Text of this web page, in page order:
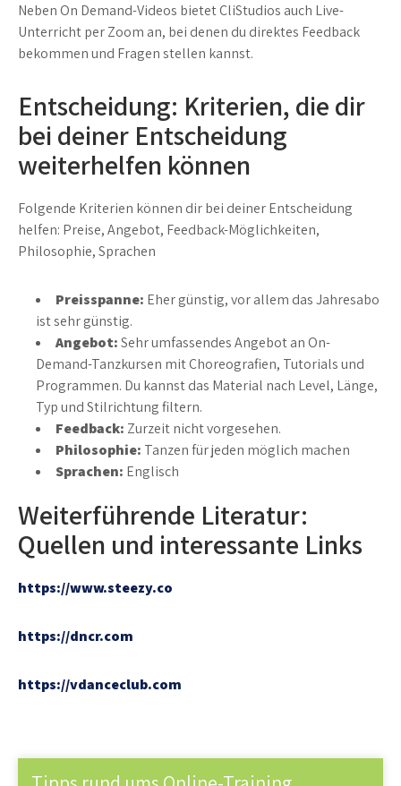
Neben On Demand-Videos bietet CliStudios auch Live-
Unterricht per Zoom an, bei denen du direktes Feedback
bekommen und Fragen stellen kannst.
Entscheidung: Kriterien, die dir
bei deiner Entscheidung
weiterhelfen können
Folgende Kriterien können dir bei deiner Entscheidung
helfen: Preise, Angebot, Feedback-Möglichkeiten,
Philosophie, Sprachen
Preisspanne: Eher günstig, vor allem das Jahresabo
ist sehr günstig.
Angebot:Sehr umfassendes Angebot an On-
Demand-Tanzkursen mit Choreografien, Tutorials und
Programmen. Du kannst das Material nach Level, Länge,
Typ und Stilrichtung filtern.
Feedback: Zurzeit nicht vorgesehen.
Philosophie: Tanzen für jeden möglich machen
Sprachen: Englisch
Weiterführende Literatur:
Quellen und interessante Links
https://www.steezy.co
https://dncr.com
https://vdanceclub.com